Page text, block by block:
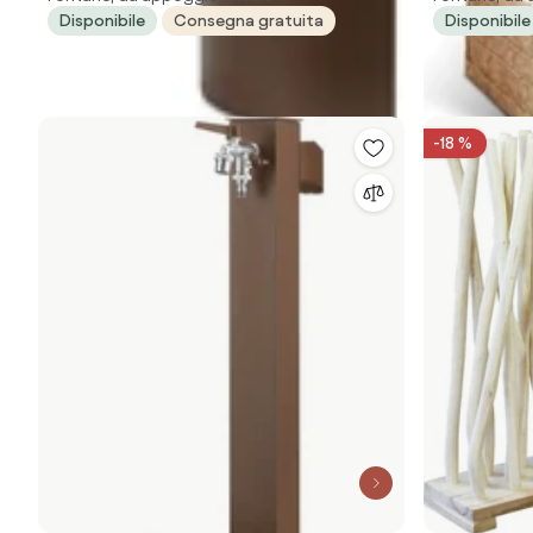
Disponibile
Consegna gratuita
KAM
Disponibile
-18 %